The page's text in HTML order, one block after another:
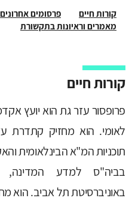
קורות חיים פרסומים אחרונים
מאמרים וראיונות בתקשורת
קורות חיים
פרופסור עזר גת הוא יועץ
לאומי. הוא מחזיק קתדרת
תוכניות המ"א הבינלאומית
בביה"ס למדע המדינה,